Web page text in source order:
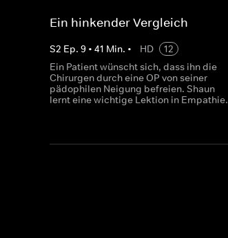
Ein hinkender Vergleich
S2 Ep. 9 • 41 Min. • HD
12
Ein Patient wünscht sich, dass ihn die
Chirurgen durch eine OP von seiner
pädophilen Neigung befreien. Shaun
lernt eine wichtige Lektion in Empathie.